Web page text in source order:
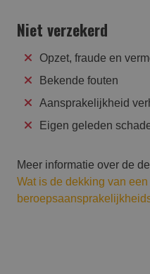
Niet verzekerd
Opzet, fraude en
Bekende fouten
Aansprakelijkheid
Eigen geleden
Meer informatie over de
Wat is de dekking van een